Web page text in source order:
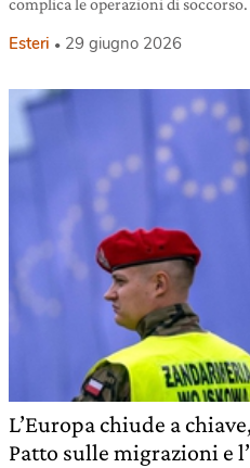
complica le operazioni di soccorso.
Esteri 29 giugno 2026
L’Europa chiude a
Patto sulle migrazioni e